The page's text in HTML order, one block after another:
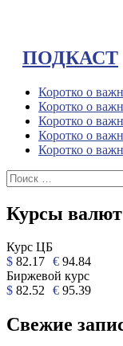
ПОДКАСТ
Коротко о
Коротко о
Коротко о
Коротко о
Коротко о
Поиск:
Курсы валют
Курс ЦБ
$ 82.17 € 94.84
Биржевой курс
$ 82.52 € 95.39
Свежие